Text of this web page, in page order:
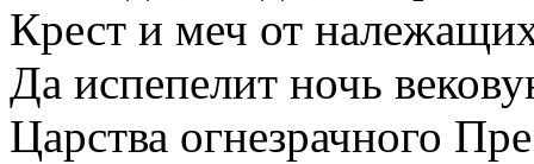
Крест и меч от
Да испепелит ночь
Царства огнезрачного